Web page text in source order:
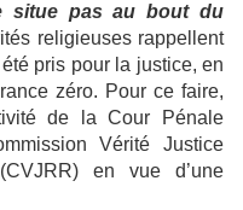
situe pas au bout du
religieuses rappellent
pris pour la justice, en
zéro. Pour ce faire,
de la Cour Pénale
Vérité Justice
en vue d’une